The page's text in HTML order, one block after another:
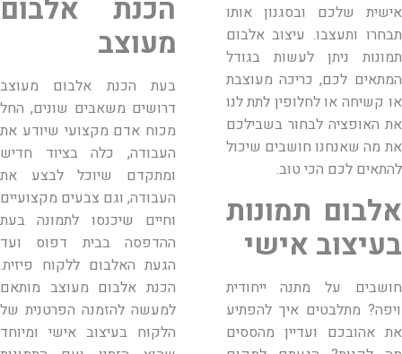
אישית שלכם ובסגנון אותו
תבחרו ותעצבו. עיצוב אלבום
תמונות ניתן לעשות בגודל
המתאים לכם, כריכה מעוצבת
או קשיחה או לחלופין לתת לנו
את האופציה לבחור בשבילכם
את מה שאנחנו חושבים שיכול
להתאים לכם הכי טוב.
אלבום תמונות
בעיצוב אישי
חושבים על מתנה ייחודית
ויפה? מתלבטים איך להפתיע
את אהובכם ועדיין מהססים
הכנת אלבום
מעוצב
בעת הכנת אלבום מעוצב
דרושים משאבים שונים, החל
מכוח אדם מקצועי שיודע את
העבודה, כלה בציוד חדיש
ומתקדם שיוכל לבצע את
העבודה, וגם צבעים מקצועיים
וחיים שיכנסו לתמונה בעת
ההדפסה בבית דפוס ועד
הגעת האלבום ללקוח פיזית.
הכנת אלבום מעוצב מותאם
למעשה להזמנה הפרטנית של
הלקוח בעיצוב אישי ומיוחד